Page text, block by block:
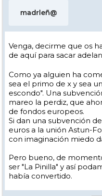
madrleñ@
Venga, decirme que os
de aquí para sacar
Como ya alguien ha
sea el primo de x y sea
escondo". Una
mareo la perdiz, que
de fondos europeos.
Si dan una subvención
euros a la unión Astun-
con imaginación miedo
Pero bueno, de
ser "La Pinilla" y así
había convertido.